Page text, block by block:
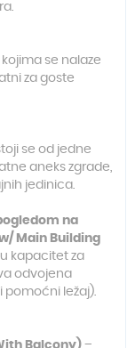
se nalaze
za goste
se od jedne
aneks zgrade,
jedinica.
na
Main Building
kapacitet za
odvojena
pomoćni ležaj).
Balcony) –